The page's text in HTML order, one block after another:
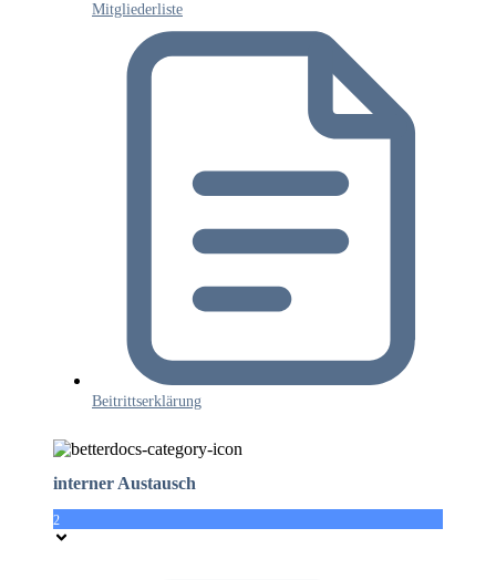
Mitgliederliste
Beitrittserklärung
interner Austausch
2